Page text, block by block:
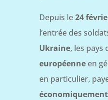
Depuis le24
l’entrée des
Ukraine, les pays
européenne en
en particulier,
économiquement